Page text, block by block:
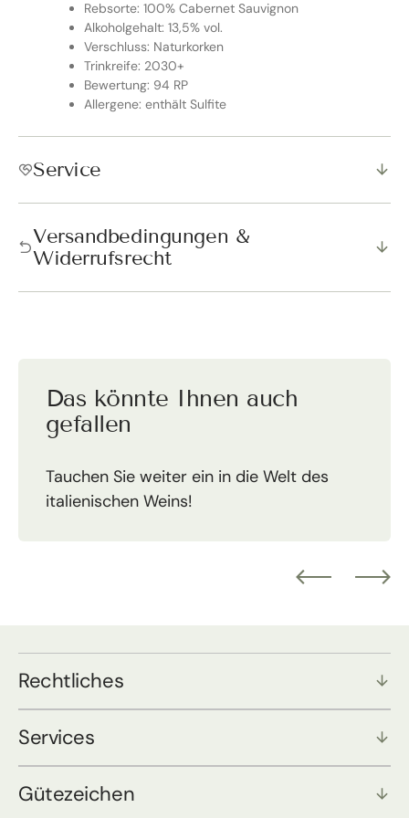
Rebsorte: 100% Cabernet Sauvignon
Alkoholgehalt: 13,5% vol.
Verschluss: Naturkorken
Trinkreife: 2030+
Bewertung: 94 RP
Allergene: enthält Sulfite
Service
Versandbedingungen &
Widerrufsrecht
Das könnte Ihnen auch
gefallen
Tauchen Sie weiter ein in die Welt des
italienischen Weins!
Rechtliches
Services
Gütezeichen